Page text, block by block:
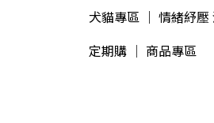
犬貓專區 ｜ 情緒紓壓
定期購 │ 商品專區